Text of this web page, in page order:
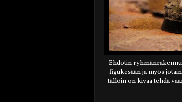
Ehdotin
figukesään ja myös
tällöin on kivaa tehdä